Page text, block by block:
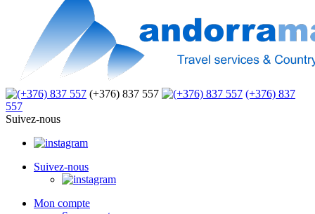
(+376) 837 557
(+376) 837
557
Suivez-nous
Suivez-nous
Mon compte